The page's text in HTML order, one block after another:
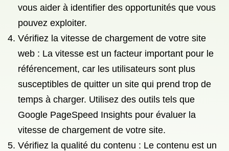
vous aider à identifier des opportunités que vous
pouvez exploiter.
Vérifiez la vitesse de chargement de votre site
web : La vitesse est un facteur important pour le
référencement, car les utilisateurs sont plus
susceptibles de quitter un site qui prend trop de
temps à charger. Utilisez des outils tels que
Google PageSpeed Insights pour évaluer la
vitesse de chargement de votre site.
Vérifiez la qualité du contenu : Le contenu est un